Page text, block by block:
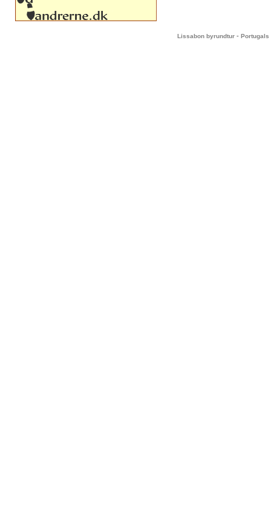
Lissabon byrundtur - Portugals